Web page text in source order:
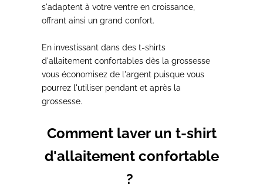
s'adaptent à votre ventre en croissance,
offrant ainsi un grand confort.
En investissant dans des t-shirts
d'allaitement confortables dès la grossesse
vous économisez de l'argent puisque vous
pourrez l'utiliser pendant et après la
grossesse.
Comment laver un t-shirt
d'allaitement confortable
?